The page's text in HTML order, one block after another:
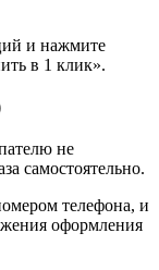
и нажмите
в 1 клик».
не
самостоятельно.
телефона, и
оформления